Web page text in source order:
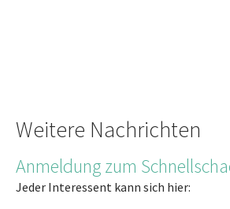
Weitere Nachrichten
Anmeldung zum
Jeder Interessent kann sich hier: